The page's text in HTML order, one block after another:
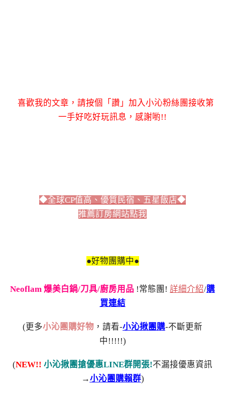
喜歡我的文章，請按個「讚」加入小沁粉絲團接收第
一手好吃好玩訊息，感謝喲!!
◆全球CP值高、優質民宿、五星飯店◆
推薦訂房網站點我
●好物團購中●
Neoflam 爆美白鍋/刀具/廚房用品 !常態團! 詳細介紹/購
買連結
(更多小沁團購好物 ，請看-小沁揪團購-不斷更新
中!!!!!)
(NEW!! 小沁揪團搶優惠LINE群開張!不漏接優惠資訊
→小沁團購賴群)